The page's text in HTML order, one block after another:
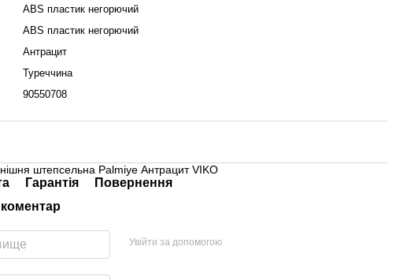
ABS пластик негорючий
ABS пластик негорючий
Антрацит
Туреччина
90550708
штепсельна Palmiye Антрацит VIKO
Гарантія
Повернення
Увійти за допомогою